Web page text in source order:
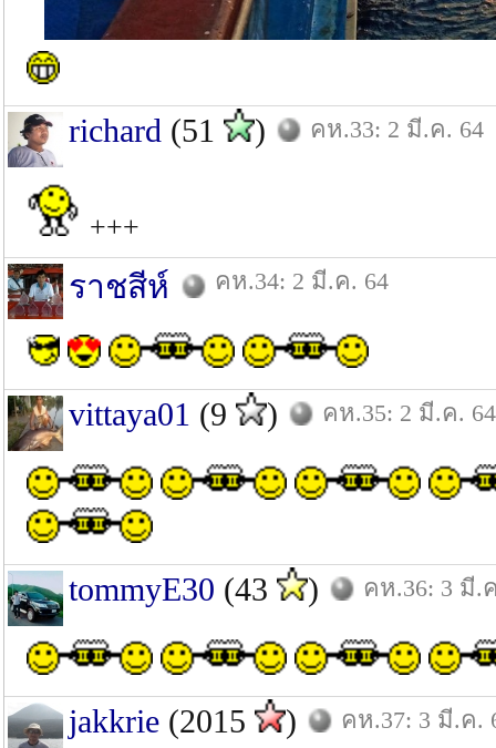
richard (51 ) คห.33: 2 มี.ค. 64
+++
ราชสีห์ คห.34: 2 มี.ค. 64
vittaya01 (9 ) คห.35: 2 มี.ค. 64
tommyE30 (43 ) คห.36: 3 มี.
jakkrie (2015 ) คห.37: 3 มี.ค.